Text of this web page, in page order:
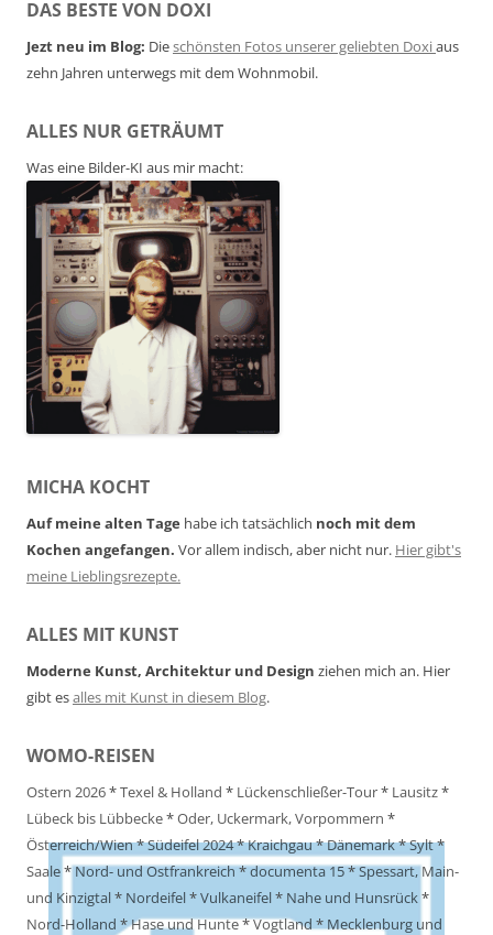
DAS BESTE VON DOXI
Jezt neu im Blog: Dieschönsten Fotos unserer geliebten Doxiaus
zehn Jahren unterwegs mit dem Wohnmobil.
ALLES NUR GETRÄUMT
Was eine Bilder-KI aus mir macht:
MICHA KOCHT
Auf meine alten Tage habe ich tatsächlich noch mit dem
Kochen angefangen. Vor allem indisch, aber nicht nur. Hier gibt's
meine Lieblingsrezepte.
ALLES MIT KUNST
Moderne Kunst, Architektur und Design ziehen mich an. Hier
gibt esalles mit Kunst in diesem Blog.
WOMO-REISEN
Ostern 2026*Texel & Holland * Lückenschließer-Tour* Lausitz*
Lübeck bis Lübbecke*Oder, Uckermark, Vorpommern *
Österreich/Wien*Südeifel 2024*Kraichgau*Dänemark*Sylt*
Saale*Nord- und Ostfrankreich*documenta 15*Spessart, Main-
und Kinzigtal* Nordeifel*Vulkaneifel* Nahe und Hunsrück*
Nord-Holland *Hase und Hunte*Vogtland*Mecklenburg und